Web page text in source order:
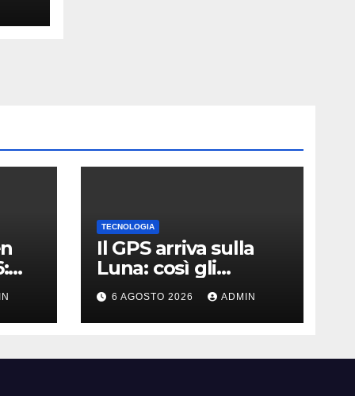
TECNOLOGIA
Il GPS arriva sulla
Luna: così gli
astronauti non si
perderanno più
6 AGOSTO 2026 ADMIN